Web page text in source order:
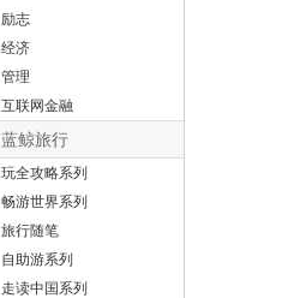
励志
经济
管理
互联网金融
蓝鲸旅行
玩全攻略系列
畅游世界系列
旅行随笔
自助游系列
走读中国系列